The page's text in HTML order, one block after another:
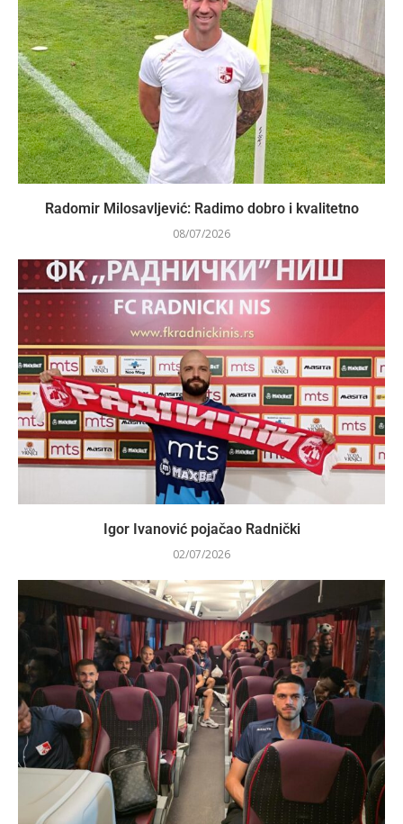
Radomir Milosavljević: Radimo dobro i kvalitetno
08/07/2026
Igor Ivanović pojačao Radnički
02/07/2026